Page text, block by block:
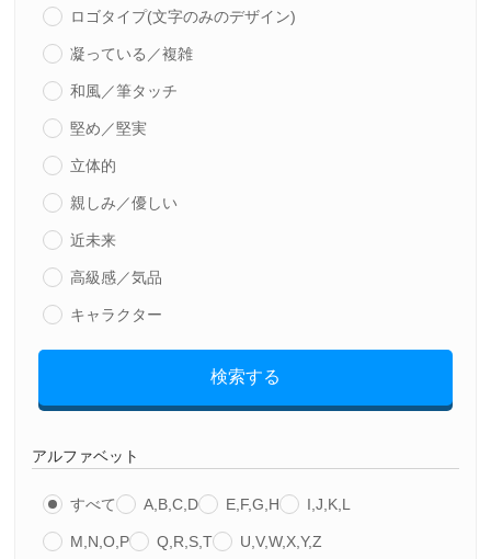
ロゴタイプ(文字のみのデザイン)
凝っている／複雑
和風／筆タッチ
堅め／堅実
立体的
親しみ／優しい
近未来
高級感／気品
キャラクター
検索する
アルファベット
すべて A,B,C,D E,F,G,H I,J,K,L
M,N,O,P Q,R,S,T U,V,W,X,Y,Z